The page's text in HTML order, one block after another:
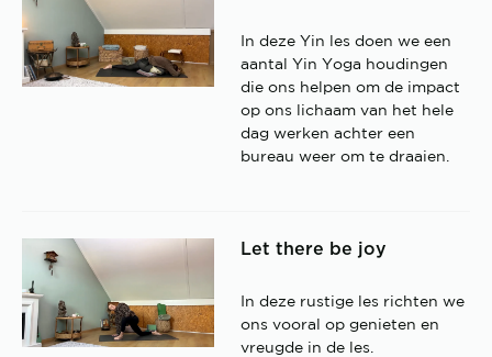
In deze Yin les doen we een
aantal Yin Yoga houdingen
die ons helpen om de impact
op ons lichaam van het hele
dag werken achter een
bureau weer om te draaien.
Let there be joy
In deze rustige les richten we
ons vooral op genieten en
vreugde in de les.